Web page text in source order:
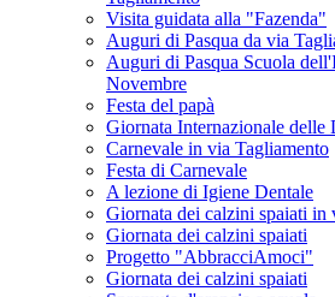
Visita guidata alla "Fazenda"
Auguri di Pasqua da via
Auguri di Pasqua Scuola
Novembre
Festa del papà
Giornata Internazionale delle
Carnevale in via Tagliamento
Festa di Carnevale
A lezione di Igiene Dentale
Giornata dei calzini spaiati in
Giornata dei calzini spaiati
Progetto "AbbracciAmoci"
Giornata dei calzini spaiati